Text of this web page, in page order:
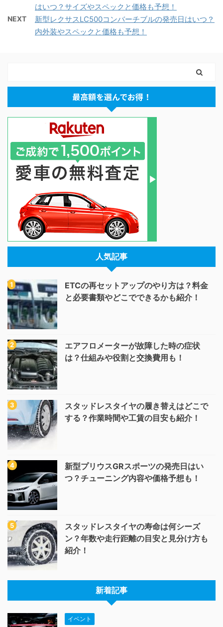
はいつ？サイズやスペックと価格も予想！
NEXT
新型レクサスLC500コンバーチブルの発売日はいつ？
内外装やスペックと価格も予想！
最高額を選んでお得！
人気記事
ETCの再セットアップのやり方は？料金
と必要書類やどこでできるかも紹介！
エアフロメーターが故障した時の症状
は？仕組みや役割と交換費用も！
スタッドレスタイヤの履き替えはどこで
する？作業時間や工賃の目安も紹介！
新型プリウスGRスポーツの発売日はい
つ？チューニング内容や価格予想も！
スタッドレスタイヤの寿命は何シーズ
ン？年数や走行距離の目安と見分け方も
紹介！
新着記事
イベント